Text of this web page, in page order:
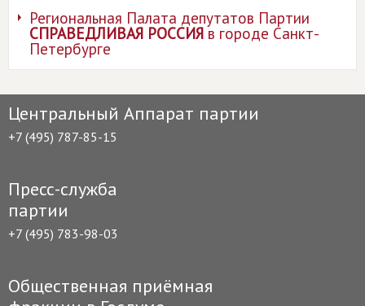
Региональная Палата депутатов Партии
СПРАВЕДЛИВАЯ РОССИЯв городе Санкт-
Петербурге
Центральный Аппарат партии
+7 (495) 787-85-15
Пресс-служба
партии
+7 (495) 783-98-03
Общественная приёмная